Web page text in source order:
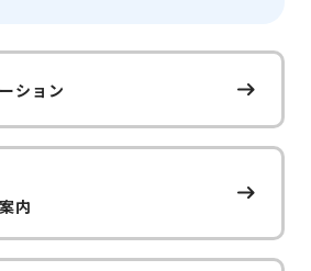
ション
内